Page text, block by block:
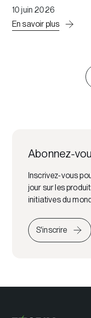
10 juin 2026
En savoir plus
Abonnez-
Inscrivez-vous
jour sur les
initiatives du
S'inscrire